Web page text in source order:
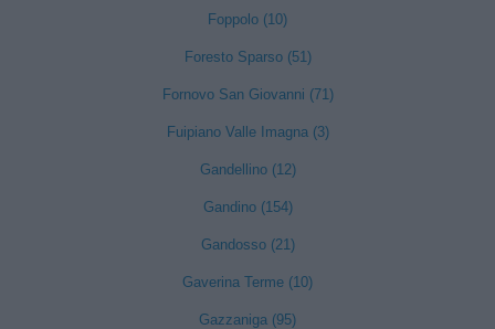
Foppolo (10)
Foresto Sparso (51)
Fornovo San Giovanni (71)
Fuipiano Valle Imagna (3)
Gandellino (12)
Gandino (154)
Gandosso (21)
Gaverina Terme (10)
Gazzaniga (95)